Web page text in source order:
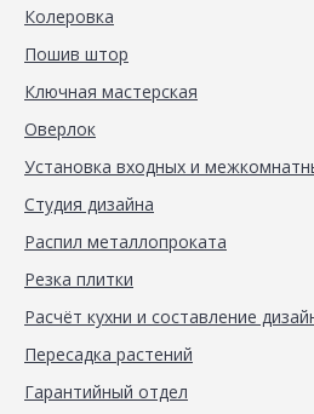
Колеровка
Пошив штор
Ключная мастерская
Оверлок
Установка входных и
Студия дизайна
Распил металлопроката
Резка плитки
Расчёт кухни и составление
Пересадка растений
Гарантийный отдел